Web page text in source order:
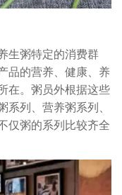
粥特定的消费群
品的营养、健康、养
在。粥员外根据这些
系列、营养粥系列、
仅粥的系列比较齐全